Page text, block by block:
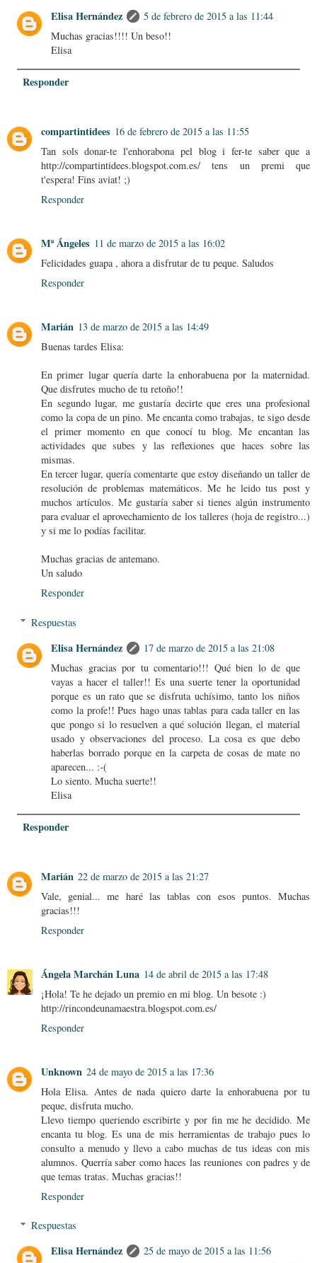
Elisa Hernández
5 de febrero de 2015 a las 11:44
Muchas gracias!!!! Un beso!!
Elisa
Responder
compartintidees 16 de febrero de 2015 a las 11:55
Tan sols donar-te l'enhorabona pel blog i fer-te saber que a
http://compartintidees.blogspot.com.es/ tens un premi que
t'espera! Fins aviat! ;)
Responder
Mª Ángeles 11 de marzo de 2015 a las 16:02
Felicidades guapa , ahora a disfrutar de tu peque. Saludos
Responder
Marián 13 de marzo de 2015 a las 14:49
Buenas tardes Elisa:
En primer lugar quería darte la enhorabuena por la maternidad.
Que disfrutes mucho de tu retoño!!
En segundo lugar, me gustaría decirte que eres una profesional
como la copa de un pino. Me encanta como trabajas, te sigo desde
el primer momento en que conocí tu blog. Me encantan las
actividades que subes y las reflexiones que haces sobre las
mismas.
En tercer lugar, quería comentarte que estoy diseñando un taller de
resolución de problemas matemáticos. Me he leido tus post y
muchos artículos. Me gustaría saber si tienes algún instrumento
para evaluar el aprovechamiento de los talleres (hoja de registro...)
y si me lo podías facilitar.
Muchas gracias de antemano.
Un saludo
Responder
Respuestas
Elisa Hernández
17 de marzo de 2015 a las 21:08
Muchas gracias por tu comentario!!! Qué bien lo de que
vayas a hacer el taller!! Es una suerte tener la oportunidad
porque es un rato que se disfruta uchísimo, tanto los niños
como la profe!! Pues hago unas tablas para cada taller en las
que pongo si lo resuelven a qué solución llegan, el material
usado y observaciones del proceso. La cosa es que debo
haberlas borrado porque en la carpeta de cosas de mate no
aparecen... :-(
Lo siento. Mucha suerte!!
Elisa
Responder
Marián 22 de marzo de 2015 a las 21:27
Vale, genial... me haré las tablas con esos puntos. Muchas
gracias!!!
Responder
Ángela Marchán Luna 14 de abril de 2015 a las 17:48
¡Hola! Te he dejado un premio en mi blog. Un besote :)
http://rincondeunamaestra.blogspot.com.es/
Responder
Unknown 24 de mayo de 2015 a las 17:36
Hola Elisa. Antes de nada quiero darte la enhorabuena por tu
peque, disfruta mucho.
Llevo tiempo queriendo escribirte y por fin me he decidido. Me
encanta tu blog. Es una de mis herramientas de trabajo pues lo
consulto a menudo y llevo a cabo muchas de tus ideas con mis
alumnos. Querría saber como haces las reuniones con padres y de
que temas tratas. Muchas gracias!!
Responder
Respuestas
Elisa Hernández
25 de mayo de 2015 a las 11:56